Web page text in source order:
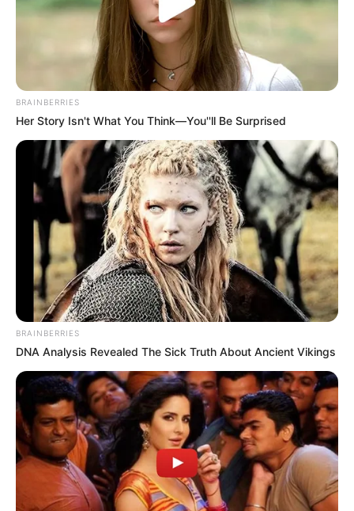
BRAINBERRIES
Her Story Isn't What You Think—You''ll Be Surprised
BRAINBERRIES
DNA Analysis Revealed The Sick Truth About Ancient Vikings